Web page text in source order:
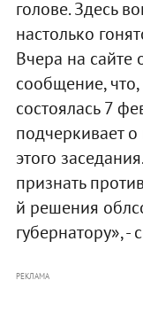
голове. Здесь
настолько
Вчера на сайте
сообщение, что,
состоялась 7
подчеркивает
этого
признать
й решения
губернатору»,
РЕКЛАМА